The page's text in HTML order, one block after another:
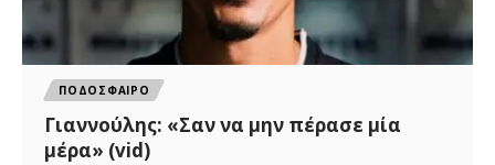
ΠΟΔΟΣΦΑΙΡΟ
Γιαννούλης: «Σαν να μην πέρασε μία
μέρα» (vid)